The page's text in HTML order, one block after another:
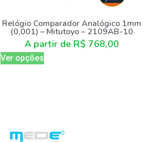
Relógio Comparador Analógico 1mm
(0,001) – Mitutoyo – 2109AB-10
A partir de R$ 768,00
Ver opções